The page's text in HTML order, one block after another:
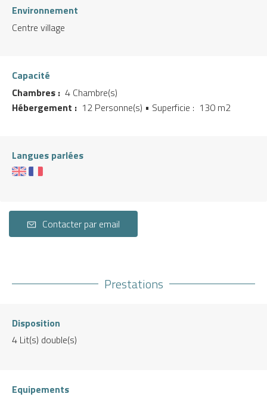
Environnement
Centre village
Capacité
Chambres : 4 Chambre(s)
Hébergement : 12 Personne(s) • Superficie : 130 m2
Langues parlées
Contacter par email
Prestations
Disposition
4 Lit(s) double(s)
Equipements